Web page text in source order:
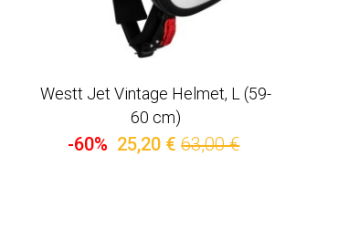
Westt Jet Vintage Helmet, L (59-
60 cm)
-60% 25,20 € 63,00 €